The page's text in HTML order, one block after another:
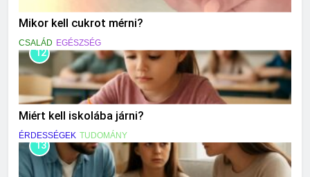
Mikor kell cukrot mérni?
CSALÁD EGÉSZSÉG
12
Miért kell iskolába járni?
ÉRDESSÉGEK TUDOMÁNY
13